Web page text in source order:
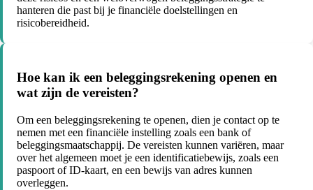
hanteren die past bij je financiële doelstellingen en
risicobereidheid.
Hoe kan ik een beleggingsrekening openen en
wat zijn de vereisten?
Om een beleggingsrekening te openen, dien je contact op te
nemen met een financiële instelling zoals een bank of
beleggingsmaatschappij. De vereisten kunnen variëren, maar
over het algemeen moet je een identificatiebewijs, zoals een
paspoort of ID-kaart, en een bewijs van adres kunnen
overleggen.